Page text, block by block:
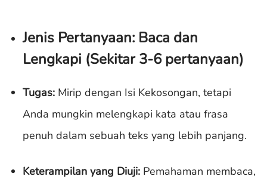
Jenis Pertanyaan: Baca dan
Lengkapi (Sekitar 3-6 pertanyaan)
Tugas: Mirip dengan Isi Kekosongan, tetapi
Anda mungkin melengkapi kata atau frasa
penuh dalam sebuah teks yang lebih panjang.
Keterampilan yang Diuji: Pemahaman membaca,